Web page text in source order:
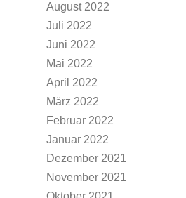
August 2022
Juli 2022
Juni 2022
Mai 2022
April 2022
März 2022
Februar 2022
Januar 2022
Dezember 2021
November 2021